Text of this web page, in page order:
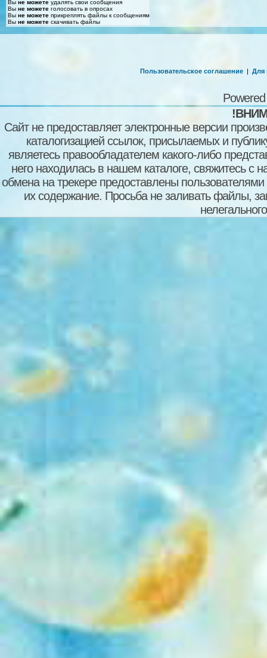
Вы не можете удалять свои сообщения
Вы не можете голосовать в опросах
Вы не можете прикреплять файлы к сообщениям
Вы не можете скачивать файлы
Пользовательское соглашение | Для
Сайт не предоставляет электронные версии
каталогизацией ссылок, присылаемых и
являетесь правообладателем какого-либо
него находилась в нашем каталоге, свяжитесь
обмена на трекере предоставлены пользователями
их содержание. Просьба не заливать файлы,